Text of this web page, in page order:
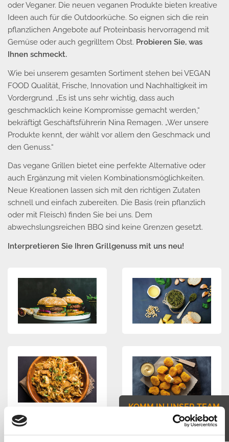
oder Veganer. Die neuen veganen Produkte bieten kreative
Ideen auch für die Outdoorküche. So eignen sich die rein
pflanzlichen Angebote auf Proteinbasis hervorragend mit
Gemüse oder auch gegrilltem Obst. Probieren Sie, was
Ihnen schmeckt.
Wie bei unserem gesamten Sortiment stehen bei VEGAN
FOOD Qualität, Frische, Innovation und Nachhaltigkeit im
Vordergrund. „Es ist uns sehr wichtig, dass auch
geschmacklich keine Kompromisse gemacht werden,“
bekräftigt Geschäftsführerin Nina Remagen. „Wer unsere
Produkte kennt, der wählt vor allem den Geschmack und
den Genuss.“
Das vegane Grillen bietet eine perfekte Alternative oder
auch Ergänzung mit vielen Kombinationsmöglichkeiten.
Neue Kreationen lassen sich mit den richtigen Zutaten
schnell und einfach zubereiten. Die Basis (rein pflanzlich
oder mit Fleisch) finden Sie bei uns. Dem
abwechslungsreichen BBQ sind keine Grenzen gesetzt.
Interpretieren Sie Ihren Grillgenuss mit uns neu!
KOMM IN UNSER TEAM
JETZT BEWERBEN